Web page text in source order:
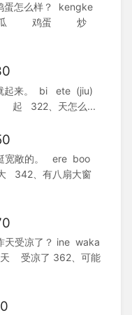
蛋怎么样？ kengke
瓜 鸡蛋 炒
起来。 bi ete (jiu)
322、天怎么...
宽敞的。 ere boo
、有八扇大窗
天受凉了？ ine waka
受凉了 362、可能